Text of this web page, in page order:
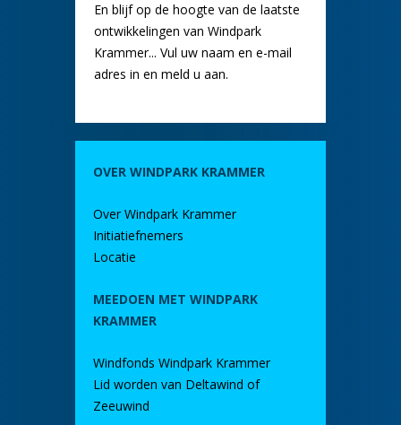
En blijf op de hoogte van de laatste
ontwikkelingen van Windpark
Krammer... Vul uw naam en e-mail
adres in en meld u aan.
OVER WINDPARK KRAMMER
Over Windpark Krammer
Initiatiefnemers
Locatie
MEEDOEN MET WINDPARK
KRAMMER
Windfonds Windpark Krammer
Lid worden van Deltawind of
Zeeuwind